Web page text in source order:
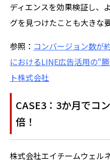
ディエンスを効果検証し、
グを見つけたことも大きな
参照： コンバージョン数が
におけるLINE広告活用の“
ト株式会社
CASE3：3か月でコ
倍！
株式会社エイチームウェル